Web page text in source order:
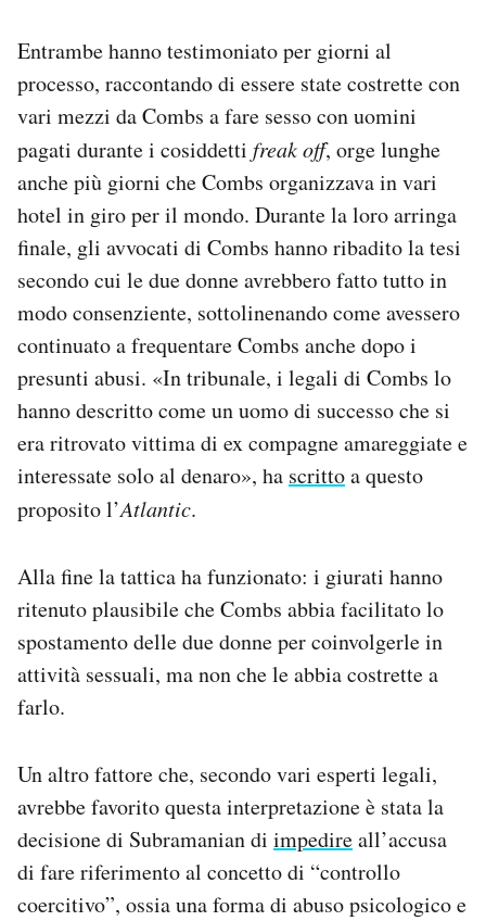
Entrambe hanno testimoniato per giorni al
processo, raccontando di essere state costrette con
vari mezzi da Combs a fare sesso con uomini
pagati durante i cosiddetti freak off, orge lunghe
anche più giorni che Combs organizzava in vari
hotel in giro per il mondo. Durante la loro arringa
finale, gli avvocati di Combs hanno ribadito la tesi
secondo cui le due donne avrebbero fatto tutto in
modo consenziente, sottolinenando come avessero
continuato a frequentare Combs anche dopo i
presunti abusi. «In tribunale, i legali di Combs lo
hanno descritto come un uomo di successo che si
era ritrovato vittima di ex compagne amareggiate e
interessate solo al denaro», ha scrittoa questo
proposito l’Atlantic.
Alla fine la tattica ha funzionato: i giurati hanno
ritenuto plausibile che Combs abbia facilitato lo
spostamento delle due donne per coinvolgerle in
attività sessuali, ma non che le abbia costrette a
farlo.
Un altro fattore che, secondo vari esperti legali,
avrebbe favorito questa interpretazione è stata la
decisione di Subramanian di impedireall’accusa
di fare riferimento al concetto di “controllo
coercitivo”, ossia una forma di abuso psicologico e